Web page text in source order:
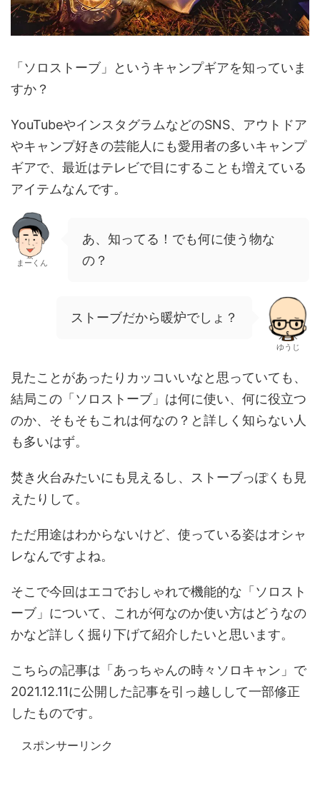
「ソロストーブ」というキャンプギアを知っていま
すか？
YouTubeやインスタグラムなどのSNS、アウトドア
やキャンプ好きの芸能人にも愛用者の多いキャンプ
ギアで、最近はテレビで目にすることも増えている
アイテムなんです。
まーくん
あ、知ってる！でも何に使う物な
の？
ストーブだから暖炉でしょ？
ゆうじ
見たことがあったりカッコいいなと思っていても、
結局この「ソロストーブ」は何に使い、何に役立つ
のか、そもそもこれは何なの？と詳しく知らない人
も多いはず。
焚き火台みたいにも見えるし、ストーブっぽくも見
えたりして。
ただ用途はわからないけど、使っている姿はオシャ
レなんですよね。
そこで今回はエコでおしゃれで機能的な「ソロスト
ーブ」について、これが何なのか使い方はどうなの
かなど詳しく掘り下げて紹介したいと思います。
こちらの記事は「あっちゃんの時々ソロキャン」で
2021.12.11に公開した記事を引っ越しして一部修正
したものです。
スポンサーリンク